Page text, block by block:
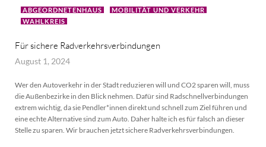
ABGEORDNETENHAUS
MOBILITÄT UND VERKEHR
WAHLKREIS
Für sichere Radverkehrsverbindungen
August 1, 2024
Wer den Autoverkehr in der Stadt reduzieren will und CO2 sparen will, muss
die Außenbezirke in den Blick nehmen. Dafür sind Radschnellverbindungen
extrem wichtig, da sie Pendler*innen direkt und schnell zum Ziel führen und
eine echte Alternative sind zum Auto. Daher halte ich es für falsch an dieser
Stelle zu sparen. Wir brauchen jetzt sichere Radverkehrsverbindungen.